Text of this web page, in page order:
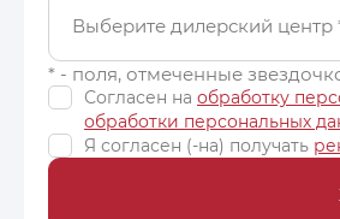
Выберите дилерский центр
* - поля, отмеченные
Согласен на обработку
обработки персональных
Я согласен (-на) получать